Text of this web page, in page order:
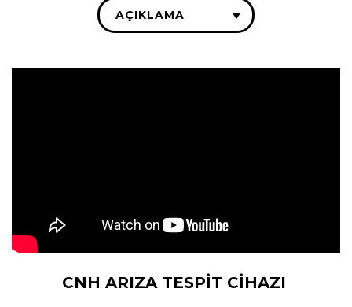
AÇIKLAMA
CNH ARIZA TESPİT CİHAZI